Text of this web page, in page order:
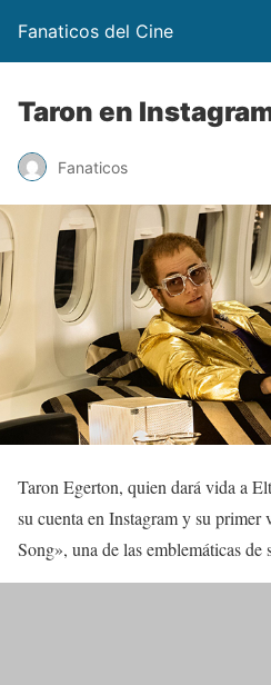
Fanaticos del Cine
Taron en
Fanaticos
Taron Egerton, quien dará vida a
su cuenta en Instagram y su
Song», una de las emblemáticas de